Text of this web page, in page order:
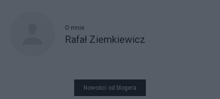
O mnie
Rafał Ziemkiewicz
Nowości od blogera